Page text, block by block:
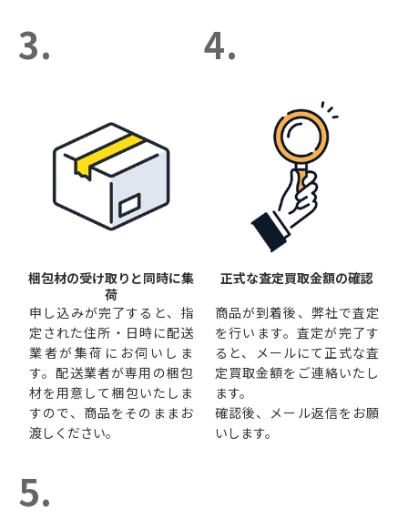
3.
梱包材の受け取りと同時に集
荷
申し込みが完了すると、指
定された住所・日時に配送
業者が集荷にお伺いしま
す。配送業者が専用の梱包
材を用意して梱包いたしま
すので、商品をそのままお
渡しください。
4.
正式な査定買取金額の確認
商品が到着後、弊社で査定
を行います。査定が完了す
ると、メールにて正式な査
定買取金額をご連絡いたし
ます。
確認後、メール返信をお願
いします。
5.